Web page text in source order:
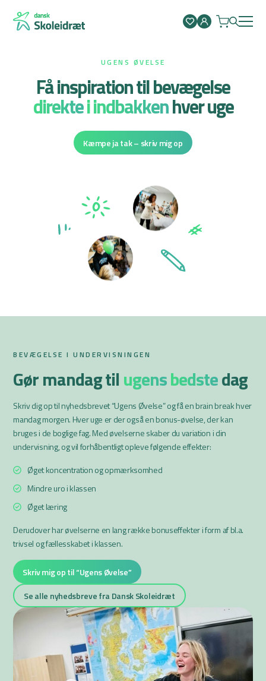
UGENS ØVELSE
Få inspiration til bevægelse
direktei indbakkenhver uge
Kæmpe ja tak – skriv mig op
BEVÆGELSE I UNDERVISNINGEN
Gør mandag tilugensbedstedag
Skriv dig op til nyhedsbrevet “Ugens Øvelse” og få en brain break hver
mandag morgen. Hver uge er der også en bonus-øvelse, der kan
bruges i de boglige fag. Med øvelserne skaber du variation i din
undervisning, og vil forhåbentligt opleve følgende effekter:
Øget koncentration og opmærksomhed
Mindre uro i klassen
Øget læring
Derudover har øvelserne en lang række bonuseffekter i form af bl.a.
trivsel og fællesskabet i klassen.
Skriv mig op til “Ugens Øvelse”
Se alle nyhedsbreve fra Dansk Skoleidræt